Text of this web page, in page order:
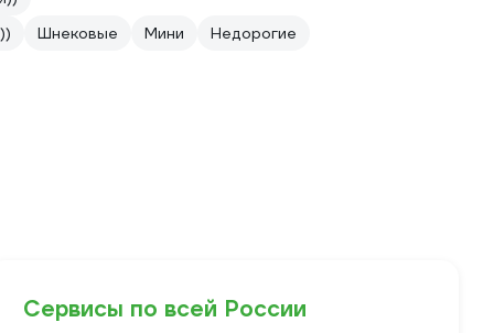
Шнековые Мини Недорогие
Сервисы по всей России